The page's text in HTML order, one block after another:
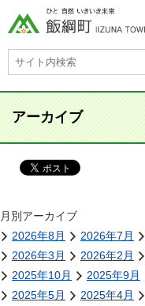
アーカイブ
月別アーカイブ
2026年8月
2026年7月
2026年3月
2026年2月
2025年10月
2025年9月
2025年5月
2025年4月